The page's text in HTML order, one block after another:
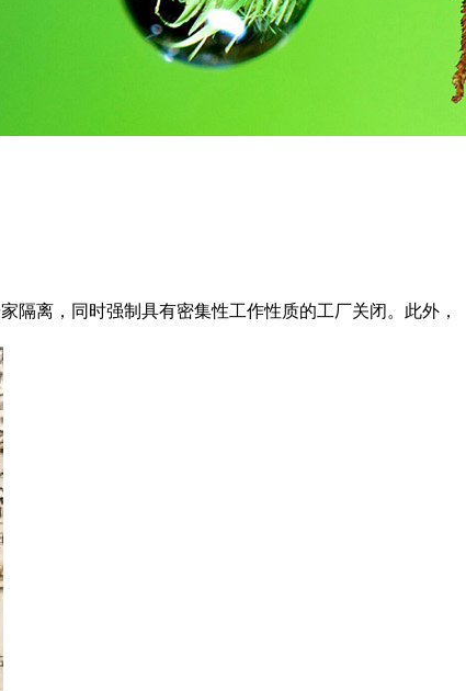
隔离，同时强制具有密集性工作性质的工厂关闭。此外，